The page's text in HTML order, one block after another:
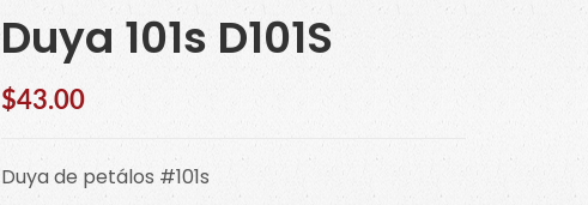
Duya 101s D101S
$43.00
Duya de petálos #101s